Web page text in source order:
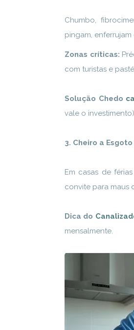
Chumbo,
pingam, enferrujam
Zonas críticas:
com turistas e
Solução Chedo
vale o
3. Cheiro a
Em casas de
convite para maus
Dica do
mensalmente.